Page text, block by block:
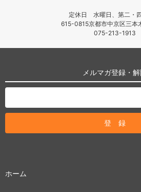
定休日 水曜日、第二・
615-0815京都市中京区三
075-213-1913
メルマガ登録・
ホーム